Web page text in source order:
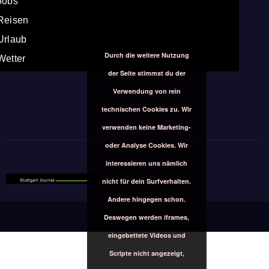
Durch die weitere Nutzung
der Seite stimmst du der
Verwendung von rein
technischen Cookies zu. Wir
verwenden keine Marketing-
oder Analyse Cookies. Wir
interessieren uns nämlich
nicht für dein Surfverhalten.
Andere hingegen schon.
Deswegen werden iframes,
eingebettete Videos und
Scripte nicht angezeigt,